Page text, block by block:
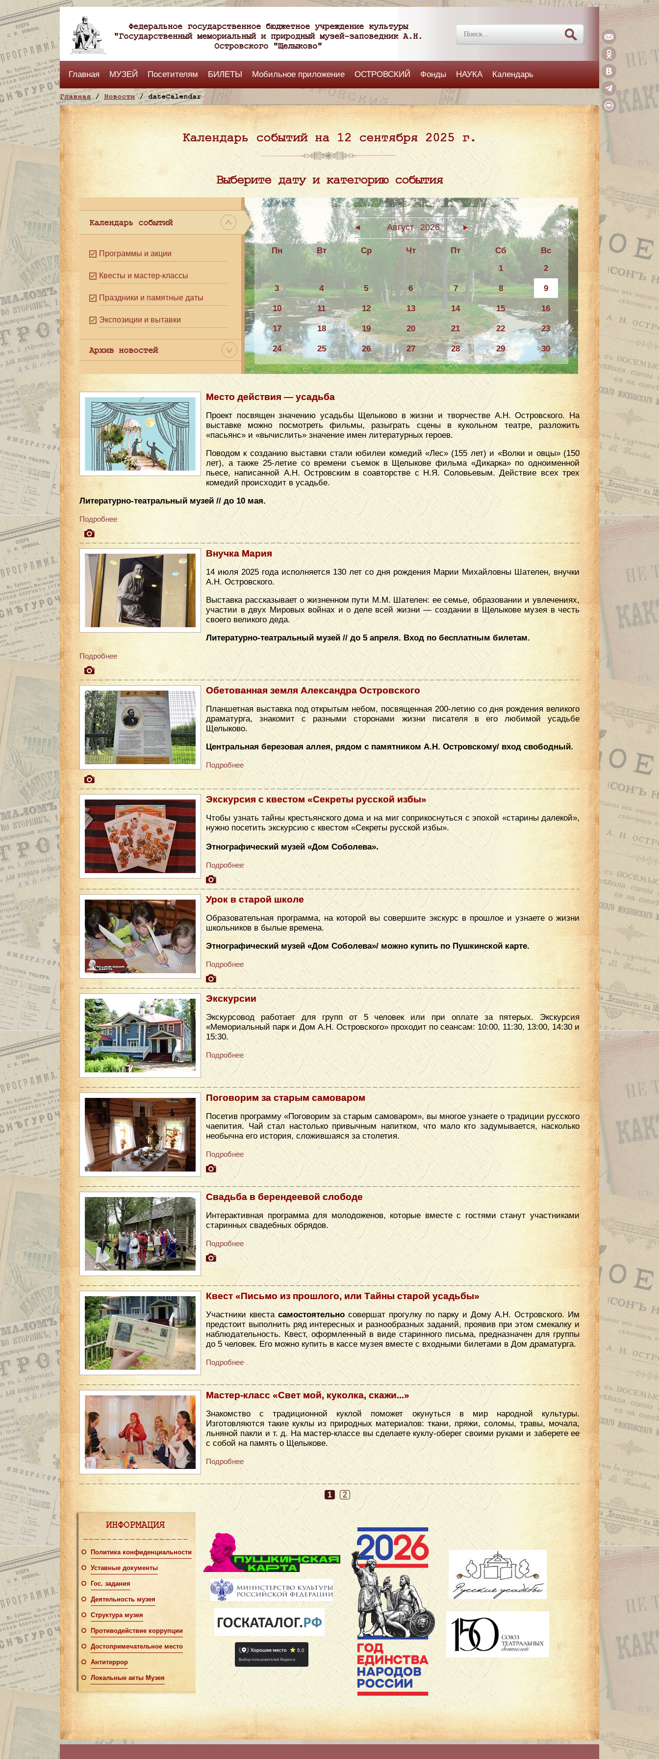
Федеральное государственное бюджетное учреждение культуры
"Государственный мемориальный и природный музей-заповедник А.Н.
Островского "Щелыково"
Главная МУЗЕЙ Посетителям БИЛЕТЫ Мобильное приложение ОСТРОВСКИЙ Фонды НАУКА Календарь
Главная/ Новости/ dateCalendar
Календарь событий на 12 сентября 2025 г.
Выберите дату и категорию события
Календарь событий
Программы и акции
Квесты и мастер-классы
Праздники и памятные даты
Экспозиции и вытавки
Архив новостей
Август 2026
Пн Вт Ср Чт Пт Сб
Вс
1
2
3 4 5 6 7 8 9
10 11 12 13 14 15 16
17 18 19 20 21 22 23
24 25 26 27 28 29 30
31
Место действия — усадьба
Проект посвящен значению усадьбы Щелыково в жизни и творчестве А.Н. Островского. На
выставке можно посмотреть фильмы, разыграть сцены в кукольном театре, разложить
«пасьянс» и «вычислить» значение имен литературных героев.
Поводом к созданию выставки стали юбилеи комедий «Лес» (155 лет) и «Волки и овцы» (150
лет), а также 25-летие со времени съемок в Щелыкове фильма «Дикарка» по одноименной
пьесе, написанной А.Н. Островским в соавторстве с Н.Я. Соловьевым. Действие всех трех
комедий происходит в усадьбе.
Литературно-театральный музей // до 10 мая.
Подробнее
Внучка Мария
14 июля 2025 года исполняется 130 лет со дня рождения Марии Михайловны Шателен, внучки
А.Н. Островского.
Выставка рассказывает о жизненном пути М.М. Шателен: ее семье, образовании и увлечениях,
участии в двух Мировых войнах и о деле всей жизни — создании в Щелыкове музея в честь
своего великого деда.
Литературно-театральный музей // до 5 апреля. Вход по бесплатным билетам.
Подробнее
Обетованная земля Александра Островского
Планшетная выставка под открытым небом, посвященная 200-летию со дня рождения великого
драматурга, знакомит с разными сторонами жизни писателя в его любимой усадьбе
Щелыково.
Центральная березовая аллея, рядом с памятником А.Н. Островскому/ вход свободный.
Подробнее
Экскурсия с квестом «Секреты русской избы»
Чтобы узнать тайны крестьянского дома и на миг соприкоснуться с эпохой «старины далекой»,
нужно посетить экскурсию с квестом «Секреты русской избы».
Этнографический музей «​Дом Соболева».
Подробнее
Урок в старой школе
Образовательная программа, на которой вы совершите экскурс в прошлое и узнаете о жизни
школьников в былые времена.
Этнографический музей «Дом Соболева»/ можно купить по Пушкинской карте.
Подробнее
Экскурсии
Экскурсовод работает для групп от 5 человек или при оплате за пятерых. Экскурсия
«Мемориальный парк и Дом А.Н. Островского» проходит по сеансам: 10:00, 11:30, 13:00, 14:30 и
15:30.
Подробнее
Поговорим за старым самоваром
Посетив программу «Поговорим за старым самоваром», вы многое узнаете о традиции русского
чаепития. Чай стал настолько привычным напитком, что мало кто задумывается, насколько
необычна его история, сложившаяся за столетия.
Подробнее
Свадьба в берендеевой слободе
Интерактивная программа для молодоженов, которые вместе с гостями станут участниками
старинных свадебных обрядов.
Подробнее
Квест «Письмо из прошлого, или Тайны старой усадьбы»
Участники квеста самостоятельно совершат прогулку по парку и Дому А.Н. Островского. Им
предстоит выполнить ряд интересных и разнообразных заданий, проявив при этом смекалку и
наблюдательность. Квест, оформленный в виде старинного письма, предназначен для группы
до 5 человек. Его можно купить в кассе музея вместе с входными билетами в Дом драматурга.
Подробнее
Мастер-класс «Свет мой, куколка, скажи...»
Знакомство с традиционной куклой поможет окунуться в мир народной культуры.
Изготовляются такие куклы из природных материалов: ткани, пряжи, соломы, травы, мочала,
льняной пакли и т. д. На мастер-классе вы сделаете куклу-оберег своими руками и заберете ее
с собой на память о Щелыкове.
Подробнее
1 2
ИНФОРМАЦИЯ
Политика конфиденциальности
Уставные документы
Гос. задания
Деятельность музея
Структура музея
Противодействие коррупции
Достопримечательное место
Антитеррор
Локальные акты Музея